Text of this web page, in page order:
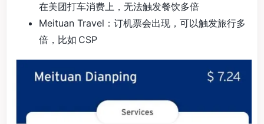
在美团打车消费上，无法触发餐饮多倍
Meituan Travel：订机票会出现，可以触发旅行多
倍，比如 CSP